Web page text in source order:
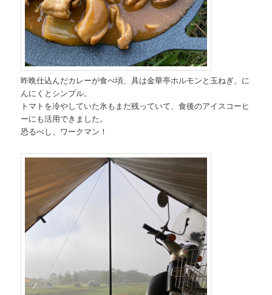
昨晩仕込んだカレーが食べ頃、具は金華亭ホルモンと玉ねぎ、に
んにくとシンプル。
トマトを冷やしていた氷もまだ残っていて、食後のアイスコーヒ
ーにも活用できました。
恐るべし、ワークマン！